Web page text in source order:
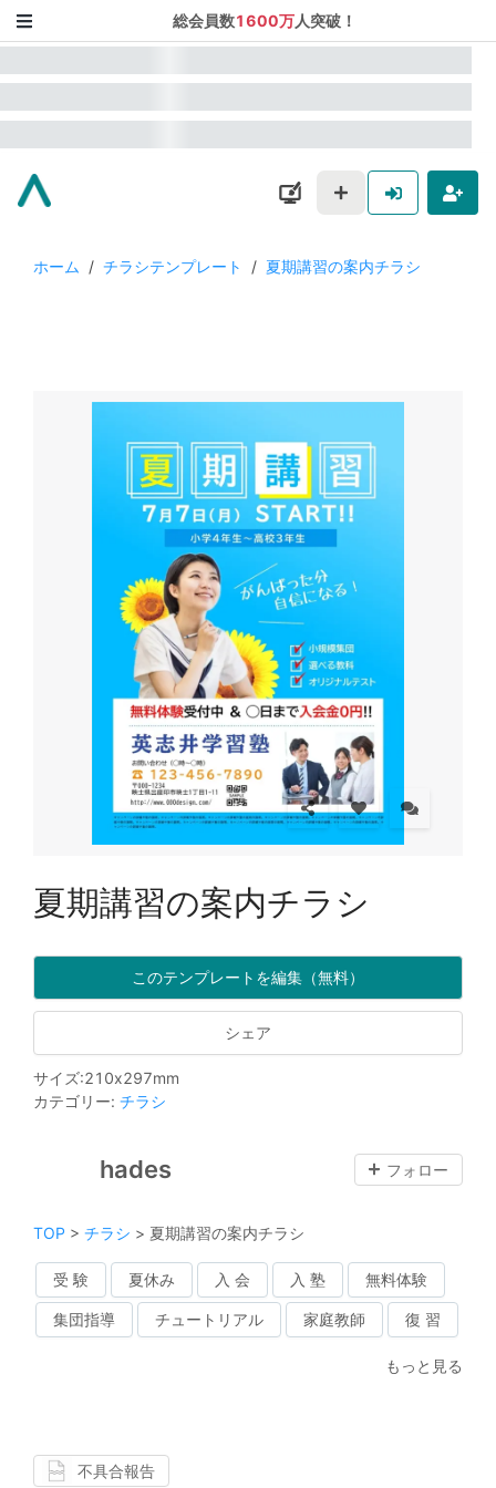
総会員数1600万人突破！
ホーム / チラシテンプレート / 夏期講習の案内チラシ
夏期講習の案内チラシ
このテンプレートを編集（無料）
シェア
サイズ:210x297mm
カテゴリー: チラシ
hades フォロー
TOP > チラシ > 夏期講習の案内チラシ
受 験 夏休み 入 会 入 塾 無料体験
集団指導 チュートリアル 家庭教師 復 習
もっと見る
不具合報告